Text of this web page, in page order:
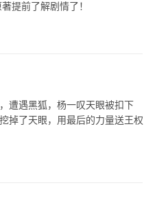
提前了解剧情了！
遭遇黑狐，杨一叹天眼被扣下
掉了天眼，用最后的力量送王权